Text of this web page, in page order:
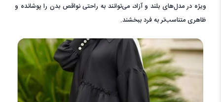
ویژه در مدل‌های بلند و آزاد، می‌توانند به راحتی نواقص بدن را پوشانده و
ظاهری متناسب‌تر به فرد ببخشند.